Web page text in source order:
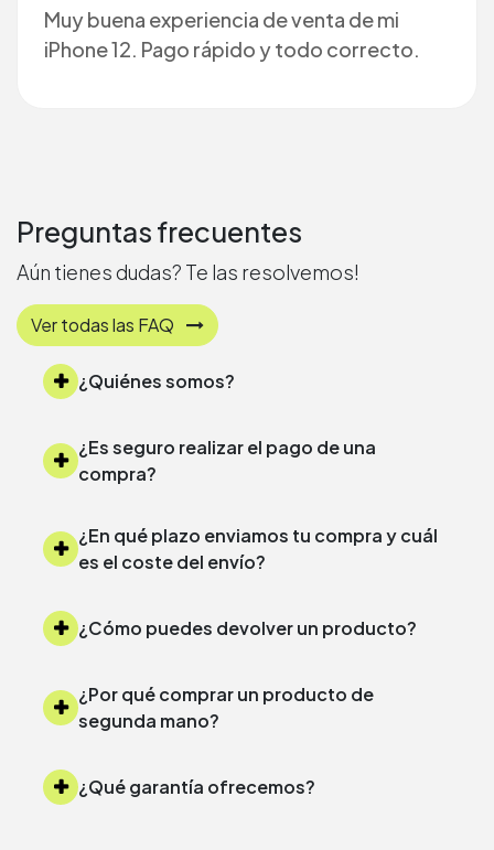
Muy buena experiencia de venta de mi
iPhone 12. Pago rápido y todo correcto.
Preguntas frecuentes
Aún tienes dudas? Te las resolvemos!
Ver todas las FAQ
¿Quiénes somos?
¿Es seguro realizar el pago de una
compra?
¿En qué plazo enviamos tu compra y cuál
es el coste del envío?
¿Cómo puedes devolver un producto?
¿Por qué comprar un producto de
segunda mano?
¿Qué garantía ofrecemos?